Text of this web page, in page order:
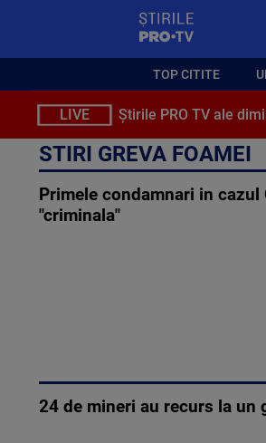
TOP CITITE
LIVE Știrile PRO TV ale
STIRI GREVA FOAMEI
Primele condamnari in
"criminala"
24 de mineri au recurs la un